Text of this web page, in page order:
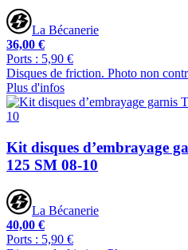
La Bécanerie
36,00 €
Ports : 5,90 €
Disques de friction. Photo non
Plus d'infos
Kit disques d’embrayage
125 SM 08-10
La Bécanerie
40,00 €
Ports : 5,90 €